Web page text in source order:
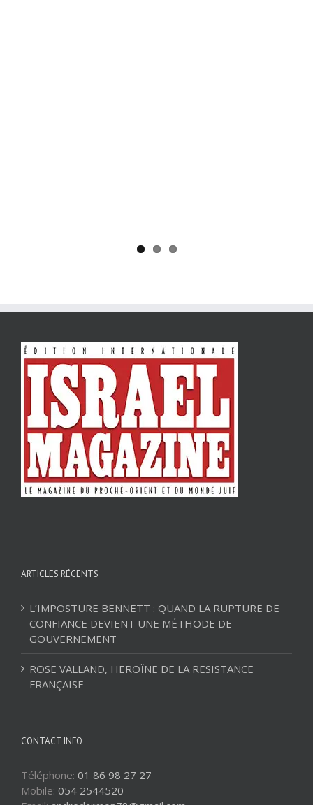
ARTICLES RÉCENTS
L’IMPOSTURE BENNETT : QUAND LA RUPTURE DE
CONFIANCE DEVIENT UNE MÉTHODE DE
GOUVERNEMENT
ROSE VALLAND, HEROÏNE DE LA RESISTANCE
FRANÇAISE
CONTACT INFO
Téléphone: 01 86 98 27 27
Mobile: 054 2544520